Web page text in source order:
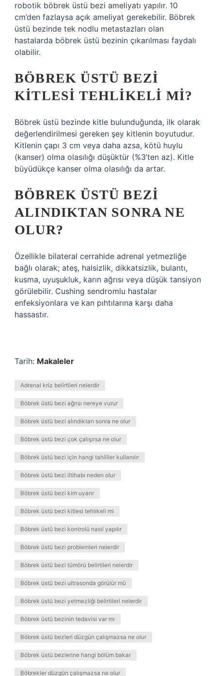
robotik böbrek üstü bezi ameliyatı yapılır. 10
cm’den fazlaysa açık ameliyat gerekebilir. Böbrek
üstü bezinde tek nodlu metastazları olan
hastalarda böbrek üstü bezinin çıkarılması faydalı
olabilir.
BÖBREK ÜSTÜ BEZI
KITLESI TEHLIKELI MI?
Böbrek üstü bezinde kitle bulunduğunda, ilk olarak
değerlendirilmesi gereken şey kitlenin boyutudur.
Kitlenin çapı 3 cm veya daha azsa, kötü huylu
(kanser) olma olasılığı düşüktür (%3’ten az). Kitle
büyüdükçe kanser olma olasılığı da artar.
BÖBREK ÜSTÜ BEZI
ALINDIKTAN SONRA NE
OLUR?
Özellikle bilateral cerrahide adrenal yetmezliğe
bağlı olarak; ateş, halsizlik, dikkatsizlik, bulantı,
kusma, uyuşukluk, karın ağrısı veya düşük tansiyon
görülebilir. Cushing sendromlu hastalar
enfeksiyonlara ve kan pıhtılarına karşı daha
hassastır.
Tarih: Makaleler
Adrenal kriz belirtileri nelerdir
Böbrek üstü bezi ağrısı nereye vurur
Böbrek üstü bezi alındıktan sonra ne olur
Böbrek üstü bezi çok çalışırsa ne olur
Böbrek üstü bezi için hangi tahliller kullanılır
Böbrek üstü bezi iltihabı neden olur
Böbrek üstü bezi kim uyarır
Böbrek üstü bezi kitlesi tehlikeli mi
Böbrek üstü bezi kontrolü nasıl yapılır
Böbrek üstü bezi problemleri nelerdir
Böbrek üstü bezi tümörü belirtileri nelerdir
Böbrek üstü bezi ultrasonda görülür mü
Böbrek üstü bezi yetmezliği belirtileri nelerdir
Böbrek üstü bezinin tedavisi var mı
Böbrek üstü bezleri düzgün çalışmazsa ne olur
Böbrek üstü bezlerine hangi bölüm bakar
Böbrekler düzgün çalışmazsa ne olur